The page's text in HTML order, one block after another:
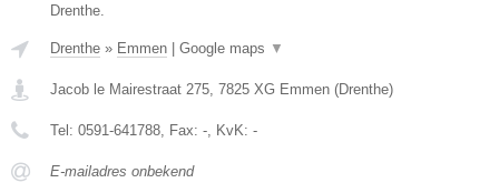
Drenthe.
Drenthe » Emmen Google maps ▼
Jacob le Mairestraat 275, 7825 XG Emmen (Drenthe)
Tel: 0591-641788, Fax: -, KvK: -
E-mailadres onbekend